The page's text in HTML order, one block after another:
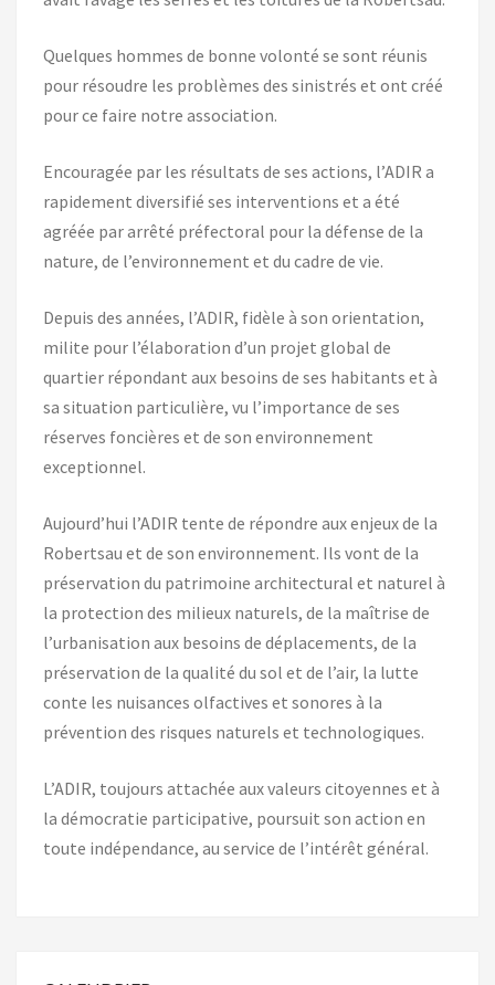
Quelques hommes de bonne volonté se sont réunis
pour résoudre les problèmes des sinistrés et ont créé
pour ce faire notre association.
Encouragée par les résultats de ses actions, l’ADIR a
rapidement diversifié ses interventions et a été
agréée par arrêté préfectoral pour la défense de la
nature, de l’environnement et du cadre de vie.
Depuis des années, l’ADIR, fidèle à son orientation,
milite pour l’élaboration d’un projet global de
quartier répondant aux besoins de ses habitants et à
sa situation particulière, vu l’importance de ses
réserves foncières et de son environnement
exceptionnel.
Aujourd’hui l’ADIR tente de répondre aux enjeux de la
Robertsau et de son environnement. Ils vont de la
préservation du patrimoine architectural et naturel à
la protection des milieux naturels, de la maîtrise de
l’urbanisation aux besoins de déplacements, de la
préservation de la qualité du sol et de l’air, la lutte
conte les nuisances olfactives et sonores à la
prévention des risques naturels et technologiques.
L’ADIR, toujours attachée aux valeurs citoyennes et à
la démocratie participative, poursuit son action en
toute indépendance, au service de l’intérêt général.